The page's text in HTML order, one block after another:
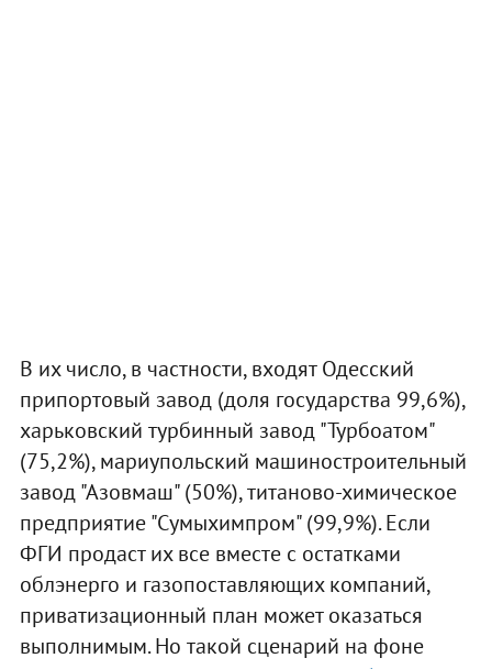
В их число, в частности, входят Одесский
припортовый завод (доля государства 99,6%),
харьковский турбинный завод "Турбоатом"
(75,2%), мариупольский машиностроительный
завод "Азовмаш" (50%), титаново-химическое
предприятие "Сумыхимпром" (99,9%). Если
ФГИ продаст их все вместе с остатками
облэнерго и газопоставляющих компаний,
приватизационный план может оказаться
выполнимым. Но такой сценарий на фоне